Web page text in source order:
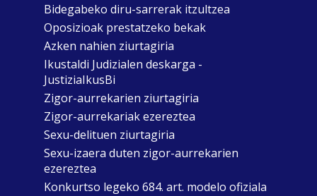
Bidegabeko diru-sarrerak itzultzea
Oposizioak prestatzeko bekak
Azken nahien ziurtagiria
Ikustaldi Judizialen deskarga -
JustiziaIkusBi
Zigor-aurrekarien ziurtagiria
Zigor-aurrekariak ezereztea
Sexu-delituen ziurtagiria
Sexu-izaera duten zigor-aurrekarien
ezereztea
Konkurtso legeko 684. art. modelo ofiziala